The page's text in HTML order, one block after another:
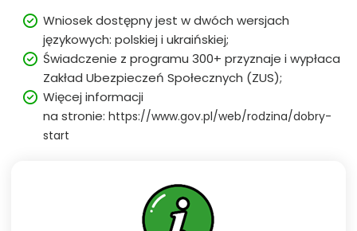
Wniosek dostępny jest w dwóch wersjach
językowych: polskiej i ukraińskiej;
Świadczenie z programu 300+ przyznaje i wypłaca
Zakład Ubezpieczeń Społecznych (ZUS);
Więcej informacji
na stronie:https://www.gov.pl/web/rodzina/dobry-
start